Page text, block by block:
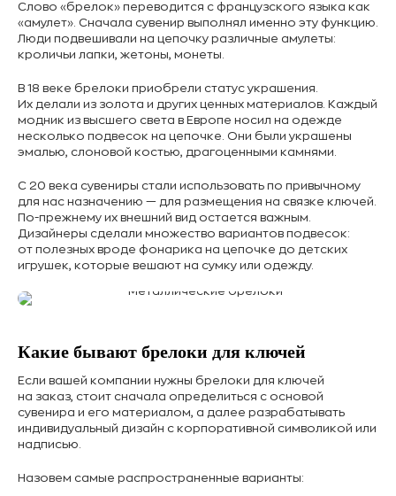
Слово «брелок» переводится с французского языка как
«амулет». Сначала сувенир выполнял именно эту функцию.
Люди подвешивали на цепочку различные амулеты:
кроличьи лапки, жетоны, монеты.
В 18 веке брелоки приобрели статус украшения.
Их делали из золота и других ценных материалов. Каждый
модник из высшего света в Европе носил на одежде
несколько подвесок на цепочке. Они были украшены
эмалью, слоновой костью, драгоценными камнями.
С 20 века сувениры стали использовать по привычному
для нас назначению — для размещения на связке ключей.
По-прежнему их внешний вид остается важным.
Дизайнеры сделали множество вариантов подвесок:
от полезных вроде фонарика на цепочке до детских
игрушек, которые вешают на сумку или одежду.
Какие бывают брелоки для ключей
Если вашей компании нужны брелоки для ключей
на заказ, стоит сначала определиться с основой
сувенира и его материалом, а далее разрабатывать
индивидуальный дизайн с корпоративной символикой или
надписью.
Назовем самые распространенные варианты: